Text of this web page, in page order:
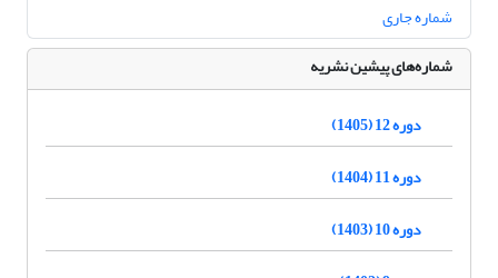
شماره جاری
شماره‌های پیشین نشریه
دوره 12 (1405)
دوره 11 (1404)
دوره 10 (1403)